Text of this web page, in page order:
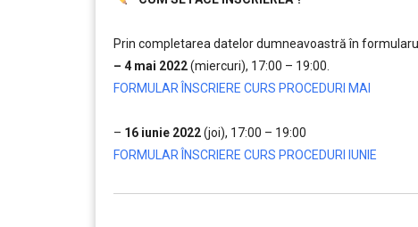
Prin completarea datelor dumneavoastră în
– 4 mai 2022(miercuri), 17:00 – 19:00.
FORMULAR ÎNSCRIERE CURS PROCEDURI MAI
– 16 iunie 2022(joi), 17:00 – 19:00
FORMULAR ÎNSCRIERE CURS PROCEDURI IUNIE